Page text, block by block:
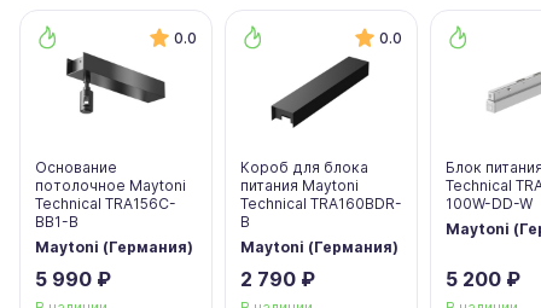
0.0
Основание
потолочное Maytoni
Technical TRA156C-
BB1-B
Maytoni (Германия)
5 990 ₽
0.0
Короб для блока
питания Maytoni
Technical TRA160BDR-
B
Maytoni (Германия)
2 790 ₽
Блок
Technical
100W-DD-W
Maytoni
5 200 ₽